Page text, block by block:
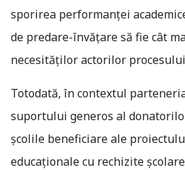
sporirea performanței
de predare-învățare să fie cât
necesităților actorilor
Totodată, în contextul
suportului generos al
școlile beneficiare ale
educaționale cu rechizite